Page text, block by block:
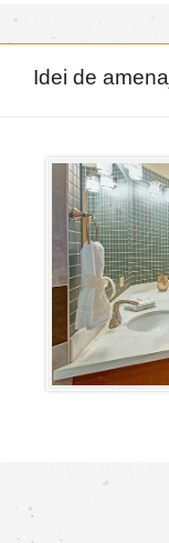
Idei de